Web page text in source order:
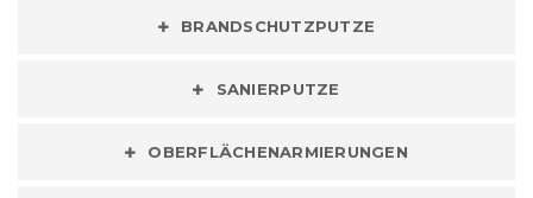
BRANDSCHUTZPUTZE
SANIERPUTZE
OBERFLÄCHENARMIERUNGEN